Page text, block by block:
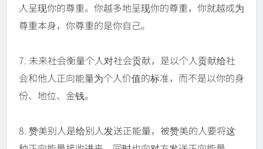
人呈现你的尊重。你越多地呈现你的尊重，你就越成为
尊重本身，你尊重的是你自己。
7. 未来社会衡量个人对社会贡献，是以个人贡献给社
会和他人正向能量为个人价值的标准，而不是以你的身
份、地位、金钱。
8. 赞美别人是给别人发送正能量，被赞美的人要将这